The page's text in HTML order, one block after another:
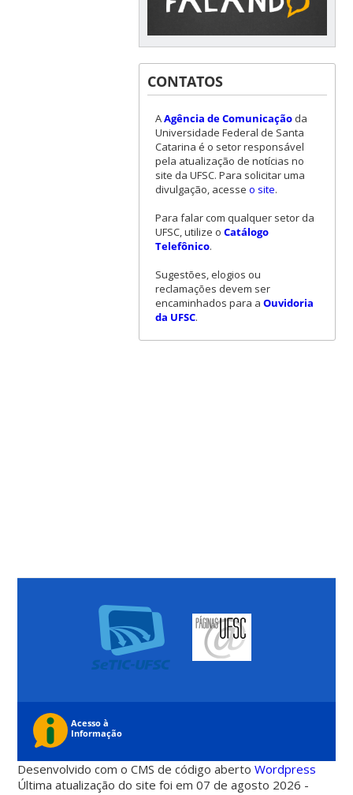
CONTATOS
AAgência de Comunicaçãoda
Universidade Federal de Santa
Catarina é o setor responsável
pela atualização de notícias no
site da UFSC. Para solicitar uma
divulgação, acesse o site.
Para falar com qualquer setor da
UFSC, utilize o Catálogo
Telefônico.
Sugestões, elogios ou
reclamações devem ser
encaminhados para a Ouvidoria
da UFSC.
Desenvolvido com o CMS de código abertoWordpress
Última atualização do site foi em 07 de agosto 2026 -